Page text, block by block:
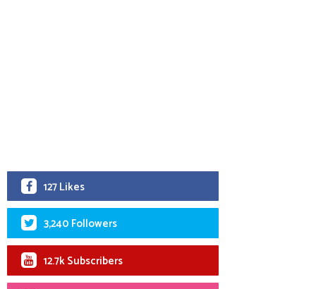
127 Likes
3,240 Followers
12.7k Subscribers